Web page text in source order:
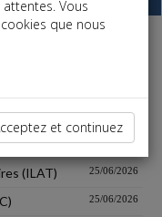
10/07/2026
25/06/2026
(ILAT) 25/06/2026
25/06/2026
Vous
que nous
et continuez